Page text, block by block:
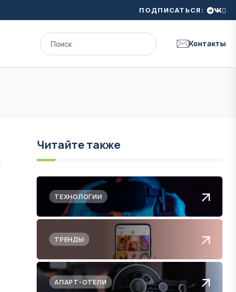
ПОДПИСАТЬСЯ:
Контакты
Читайте также
ТЕХНОЛОГИИ
ТРЕНДЫ
АПАРТ-ОТЕЛИ